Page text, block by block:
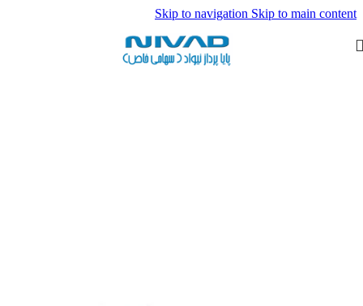
Skip to navigation Skip to main content